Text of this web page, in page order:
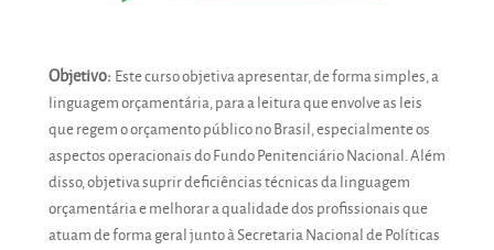
Objetivo: Este curso objetiva apresentar, de forma simples, a
linguagem orçamentária, para a leitura que envolve as leis
que regem o orçamento público no Brasil, especialmente os
aspectos operacionais do Fundo Penitenciário Nacional. Além
disso, objetiva suprir deficiências técnicas da linguagem
orçamentária e melhorar a qualidade dos profissionais que
atuam de forma geral junto à Secretaria Nacional de Políticas